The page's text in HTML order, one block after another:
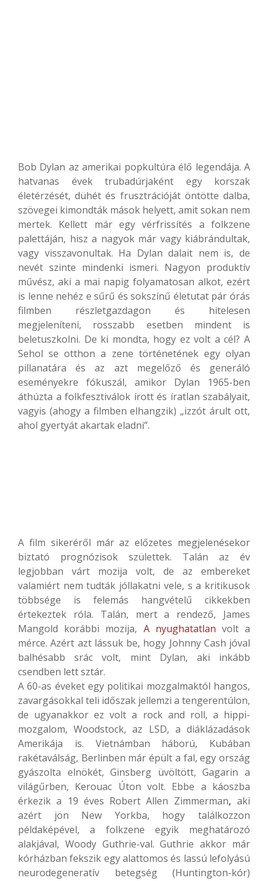
Bob Dylan az amerikai popkultúra élő legendája. A
hatvanas évek trubadúrjaként egy korszak
életérzését, dühét és frusztrációját öntötte dalba,
szövegei kimondták mások helyett, amit sokan nem
mertek. Kellett már egy vérfrissítés a folkzene
palettáján, hisz a nagyok már vagy kiábrándultak,
vagy visszavonultak. Ha Dylan dalait nem is, de
nevét szinte mindenki ismeri. Nagyon produktív
művész, aki a mai napig folyamatosan alkot, ezért
is lenne nehéz e sűrű és sokszínű életutat pár órás
filmben részletgazdagon és hitelesen
megjeleníteni, rosszabb esetben mindent is
beletuszkolni. De ki mondta, hogy ez volt a cél? A
Sehol se otthon a zene történetének egy olyan
pillanatára és az azt megelőző és generáló
eseményekre fókuszál, amikor Dylan 1965-ben
áthúzta a folkfesztiválok írott és íratlan szabályait,
vagyis (ahogy a filmben elhangzik) „izzót árult ott,
ahol gyertyát akartak eladni”.
A film sikeréről már az előzetes megjelenésekor
biztató prognózisok születtek. Talán az év
legjobban várt mozija volt, de az embereket
valamiért nem tudták jóllakatni vele, s a kritikusok
többsége is felemás hangvételű cikkekben
értekeztek róla. Talán, mert a rendező, James
Mangold korábbi mozija, A nyughatatlan volt a
mérce. Azért azt lássuk be, hogy Johnny Cash jóval
balhésabb srác volt, mint Dylan, aki inkább
csendben lett sztár.
A 60-as éveket egy politikai mozgalmaktól hangos,
zavargásokkal teli időszak jellemzi a tengerentúlon,
de ugyanakkor ez volt a rock and roll, a hippi-
mozgalom, Woodstock, az LSD, a diáklázadások
Amerikája is. Vietnámban háború, Kubában
rakétaválság, Berlinben már épült a fal, egy ország
gyászolta elnökét, Ginsberg üvöltött, Gagarin a
világűrben, Kerouac Úton volt. Ebbe a káoszba
érkezik a 19 éves Robert Allen Zimmerman,aki
azért jön New Yorkba, hogy találkozzon
példaképével, a folkzene egyik meghatározó
alakjával, Woody Guthrie-val. Guthrie akkor már
kórházban fekszik egy alattomos és lassú lefolyású
neurodegeneratív betegség (Huntington-kór)